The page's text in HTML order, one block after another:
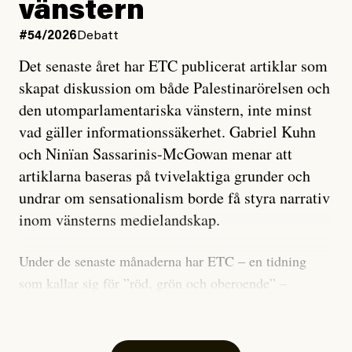
vänstern
#54/2026 Debatt
Det senaste året har ETC publicerat artiklar som
skapat diskussion om både Palestinarörelsen och
den utomparlamentariska vänstern, inte minst
vad gäller informationssäkerhet. Gabriel Kuhn
och Ninïan Sassarinis-McGowan menar att
artiklarna baseras på tvivelaktiga grunder och
undrar om sensationalism borde få styra narrativ
inom vänsterns medielandskap.
Under de senaste månaderna har ETC – en tidning
som kallar sig för ”röd, grön och oberoende” –